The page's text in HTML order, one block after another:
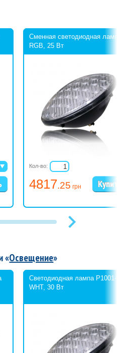
Сменная светодиодная
RGB, 25 Вт
4817.25 грн
Кол-во:
«Освещение»
Светодиодная лампа
WHT, 30 Вт